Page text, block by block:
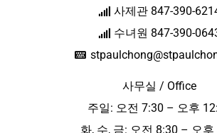
사제관 847-390-
수녀원 847-390-
사무실 / Office
주일: 오전 7:30 – 오후
화, 수, 금: 오전 8:30 – 오후